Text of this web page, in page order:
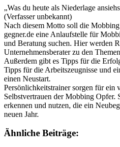
„Was du heute als Niederlage
(Verfasser unbekannt)
Nach diesem Motto soll die
gegner.de eine Anlaufstelle für
und Beratung suchen. Hier werden
Unternehmensberater zu den
Außerdem gibt es Tipps für die
Tipps für die Arbeitszeugnisse und
einen Neustart.
Persönlichkeitstrainer sorgen für ein
Selbstvertrauen der Mobbing Opfer.
erkennen und nutzen, die ein
neuen Jahr.
Ähnliche Beiträge: